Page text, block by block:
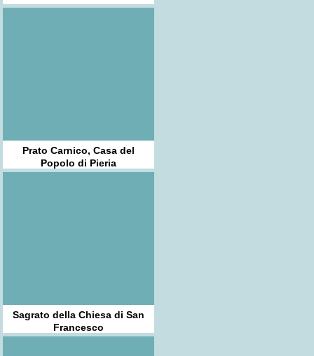
Prato Carnico, Casa del
Popolo di Pieria
Sagrato della Chiesa di San
Francesco